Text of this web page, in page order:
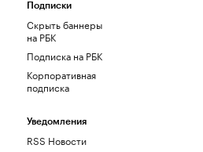
Подписки
Скрыть баннеры
на РБК
Подписка на РБК
Корпоративная
подписка
Уведомления
RSS Новости